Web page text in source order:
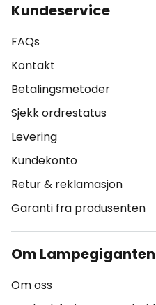
Kundeservice
FAQs
Kontakt
Betalingsmetoder
Sjekk ordrestatus
Levering
Kundekonto
Retur & reklamasjon
Garanti fra produsenten
Om Lampegiganten
Om oss